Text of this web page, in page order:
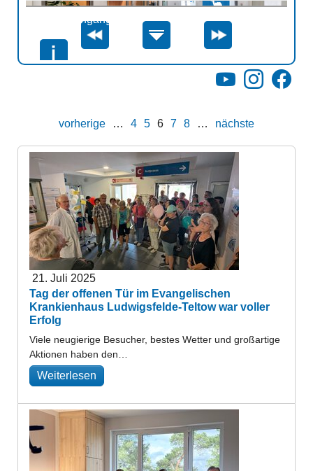
YouTubeInstagram
vorherige … 4 5 6 7 8 … nächste
21. Juli 2025
Tag der offenen Tür im Evangelischen
Krankienhaus Ludwigsfelde-Teltow war voller
Erfolg
Viele neugierige Besucher, bestes Wetter und großartige
Aktionen haben den…
Weiterlesen